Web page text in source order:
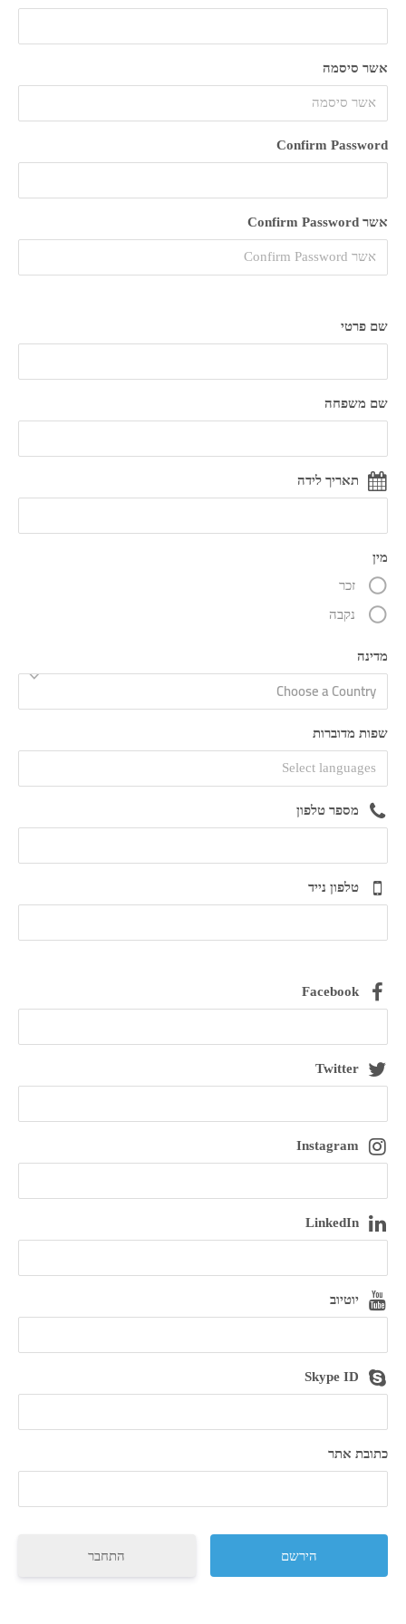
אשר סיסמה
Confirm Password
אשר Confirm Password
שם פרטי
שם משפחה
תאריך לידה
מין
זכר
נקבה
מדינה
Choose a Country
שפות מדוברות
מספר טלפון
טלפון נייד
Facebook
Twitter
Instagram
LinkedIn
יוטיוב
Skype ID
כתובת אתר
התחבר